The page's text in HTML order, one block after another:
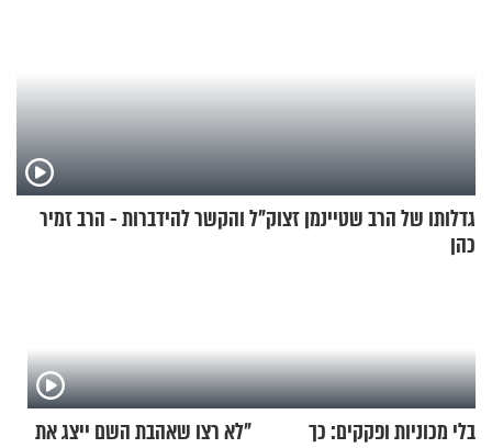
גדלותו של הרב שטיינמן זצוק"ל והקשר להידברות - הרב זמיר
כהן
בלי מכוניות ופקקים: כך
"לא רצו שאהבת השם ייצג את